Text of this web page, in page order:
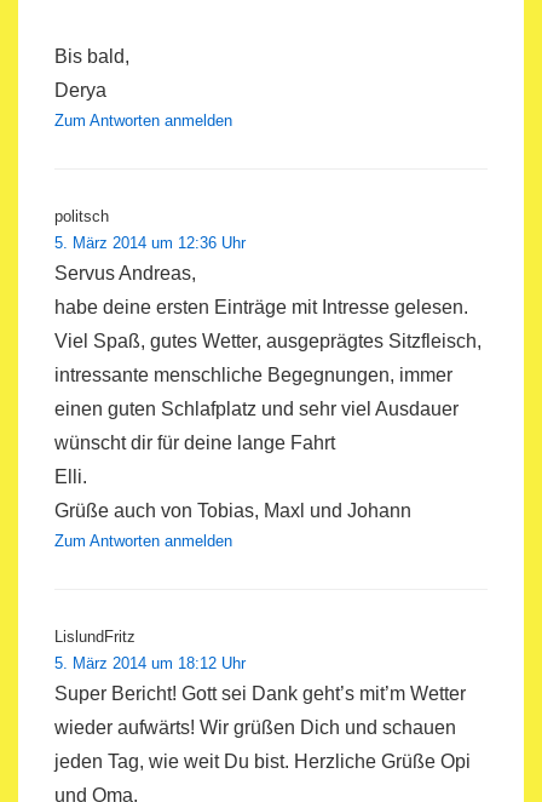
Bis bald,
Derya
Zum Antworten anmelden
politsch
5. März 2014 um 12:36 Uhr
Servus Andreas,
habe deine ersten Einträge mit Intresse gelesen.
Viel Spaß, gutes Wetter, ausgeprägtes Sitzfleisch,
intressante menschliche Begegnungen, immer
einen guten Schlafplatz und sehr viel Ausdauer
wünscht dir für deine lange Fahrt
Elli.
Grüße auch von Tobias, Maxl und Johann
Zum Antworten anmelden
LislundFritz
5. März 2014 um 18:12 Uhr
Super Bericht! Gott sei Dank geht’s mit’m Wetter
wieder aufwärts! Wir grüßen Dich und schauen
jeden Tag, wie weit Du bist. Herzliche Grüße Opi
und Oma.